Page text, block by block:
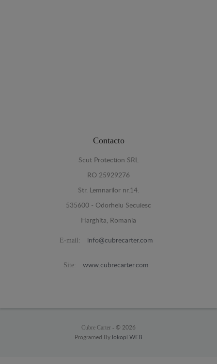
Contacto
Scut Protection SRL
RO 25929276
Str. Lemnarilor nr.14.
535600 - Odorheiu Secuiesc
Harghita, Romania
E-mail: info@cubrecarter.com
Site: www.cubrecarter.com
Cubre Carter - © 2026
Programed By lokopi WEB